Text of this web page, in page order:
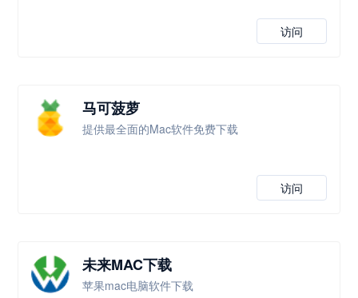
访问
马可菠萝
提供最全面的Mac软件免费下载
访问
未来MAC下载
苹果mac电脑软件下载